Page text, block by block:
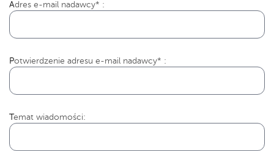
Adres e-mail nadawcy* :
Potwierdzenie adresu e-mail nadawcy* :
Temat wiadomości: